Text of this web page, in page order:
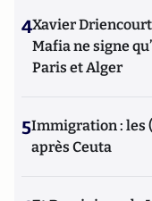
4Xavier Driencourt
Mafia ne signe
Paris et Alger
5Immigration : les
après Ceuta